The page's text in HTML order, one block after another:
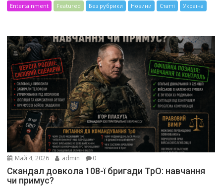
Entertainment Featured Без рубрики Новини Статті Україна
Май 4, 2026 admin 0
Скандал довкола 108-ї бригади ТрО: навчання
чи примус?